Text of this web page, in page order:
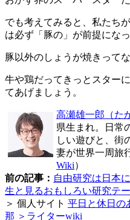
でも考えてみると、私たち
は必ず「豚の」が前提になっ
豚以外のしょうが焼きって
牛や鶏だってきっとスター
てあげましょう。
高瀬雄一郎 （た
県生まれ。日常
しい遊びと、街
妻が世界一周旅
Wiki）
前の記事： 自由研究は日本
生と見るおもしろい研究テ
＞ 個人サイト 平日と休日の
那 ＞ライターwiki